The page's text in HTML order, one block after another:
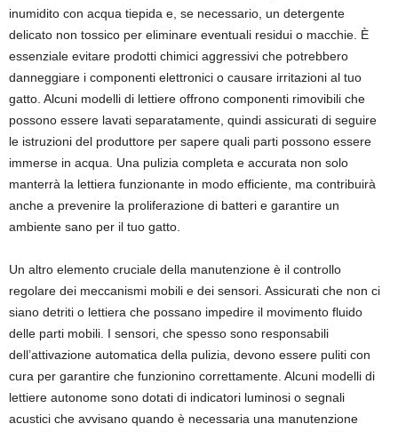
inumidito con acqua tiepida e, se necessario, un detergente
delicato non tossico per eliminare eventuali residui o macchie. È
essenziale evitare prodotti chimici aggressivi che potrebbero
danneggiare i componenti elettronici o causare irritazioni al tuo
gatto. Alcuni modelli di lettiere offrono componenti rimovibili che
possono essere lavati separatamente, quindi assicurati di seguire
le istruzioni del produttore per sapere quali parti possono essere
immerse in acqua. Una pulizia completa e accurata non solo
manterrà la lettiera funzionante in modo efficiente, ma contribuirà
anche a prevenire la proliferazione di batteri e garantire un
ambiente sano per il tuo gatto.
Un altro elemento cruciale della manutenzione è il controllo
regolare dei meccanismi mobili e dei sensori. Assicurati che non ci
siano detriti o lettiera che possano impedire il movimento fluido
delle parti mobili. I sensori, che spesso sono responsabili
dell’attivazione automatica della pulizia, devono essere puliti con
cura per garantire che funzionino correttamente. Alcuni modelli di
lettiere autonome sono dotati di indicatori luminosi o segnali
acustici che avvisano quando è necessaria una manutenzione